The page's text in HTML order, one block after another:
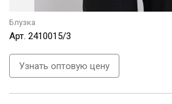
Блузка
Арт. 2410015/3
Узнать оптовую цену